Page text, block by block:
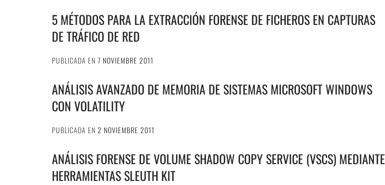
5 MÉTODOS PARA LA EXTRACCIÓN FORENSE DE FICHEROS EN CAPTURAS
DE TRÁFICO DE RED
PUBLICADA EN 7 NOVIEMBRE 2011
ANÁLISIS AVANZADO DE MEMORIA DE SISTEMAS MICROSOFT WINDOWS
CON VOLATILITY
PUBLICADA EN 2 NOVIEMBRE 2011
ANÁLISIS FORENSE DE VOLUME SHADOW COPY SERVICE (VSCS) MEDIANTE
HERRAMIENTAS SLEUTH KIT